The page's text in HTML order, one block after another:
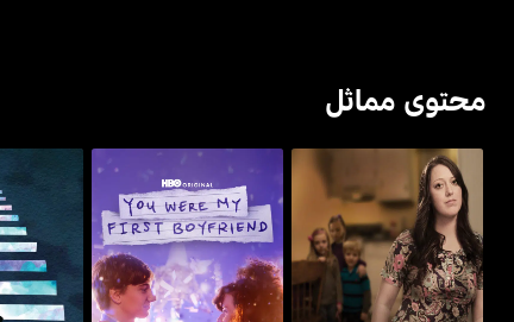
محتوى مماثل
بايباك تو بايباك: ذا لايف
أند تايمز كاترينا
يو وير ماي فيرست بويفريند
مونلايت
ثري